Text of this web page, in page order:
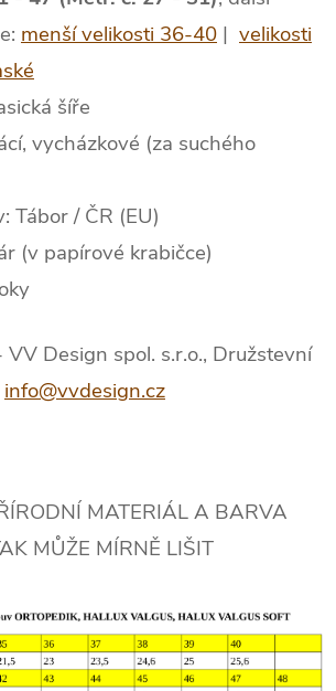
menší velikosti 36-40 | velikosti
šíře
vycházkové (za suchého
Tábor / ČR (EU)
(v papírové krabičce)
Design spol. s.r.o., Družstevní
info@vvdesign.cz
MATERIÁL A BARVA
MŮŽE MÍRNĚ LIŠIT